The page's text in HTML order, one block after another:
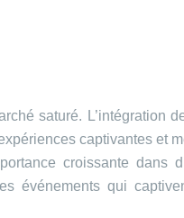
saturé. L’intégration
captivantes et
croissante dans
événements qui